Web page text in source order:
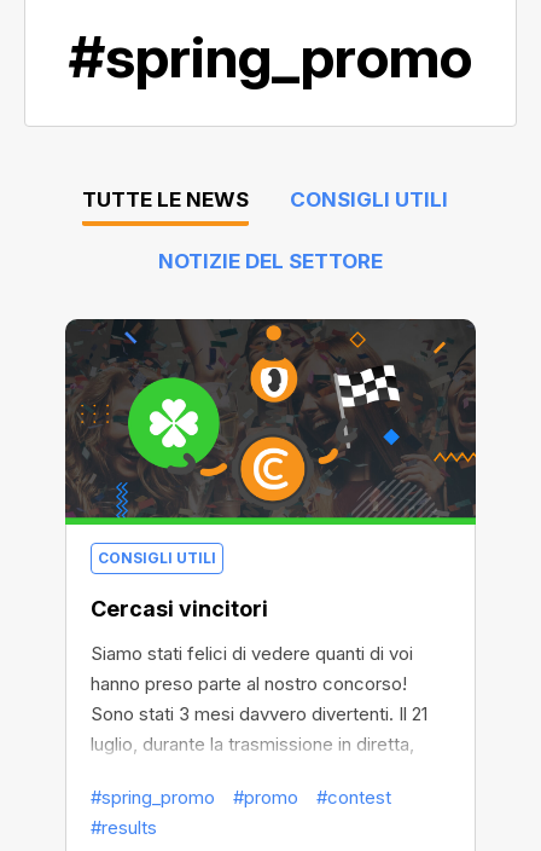
#spring_promo
TUTTE LE NEWS CONSIGLI UTILI
NOTIZIE DEL SETTORE
CONSIGLI UTILI
Cercasi vincitori
Siamo stati felici di vedere quanti di voi
hanno preso parte al nostro concorso!
Sono stati 3 mesi davvero divertenti. Il 21
luglio, durante la trasmissione in diretta,
utilizzando un servizio affidabile e
collaudato per selezionare i vincitori casuali
#spring_promo #promo
#contest
#results